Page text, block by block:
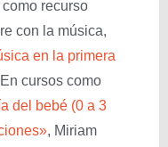
recurso
con la música,
en la primera
cursos como
del bebé (0 a 3
, Miriam